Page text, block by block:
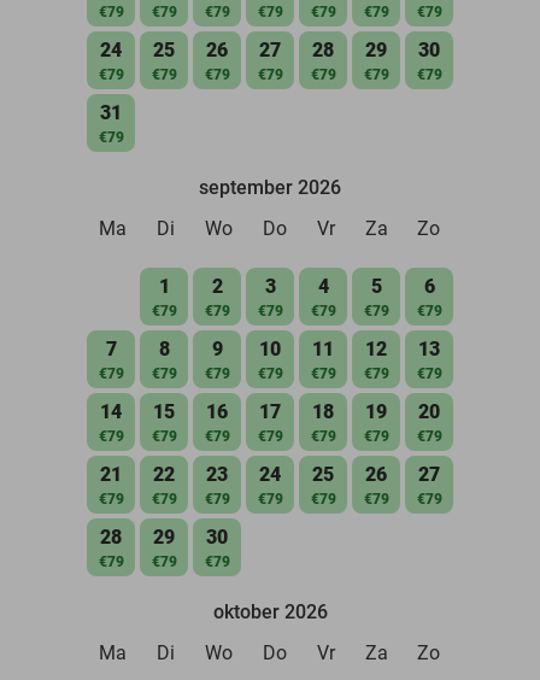
€79 €79 €79 €79 €79 €79 €79
24
€79
25
€79
26
€79
27
€79
28
€79
29
€79
30
€79
31
€79
september 2026
Ma
Di Wo Do Vr Za Zo
1
€79
2
€79
3
€79
4
€79
5
€79
6
€79
7
€79
8
€79
9
€79
10
€79
11
€79
12
€79
13
€79
14
€79
15
€79
16
€79
17
€79
18
€79
19
€79
20
€79
21
€79
22
€79
23
€79
24
€79
25
€79
26
€79
27
€79
28
€79
29
€79
30
€79
oktober 2026
Ma
Di Wo Do Vr Za Zo